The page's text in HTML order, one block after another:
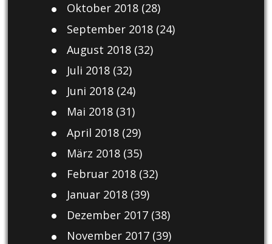
Oktober 2018(28)
September 2018(24)
August 2018(32)
Juli 2018(32)
Juni 2018(24)
Mai 2018(31)
April 2018(29)
März 2018(35)
Februar 2018(32)
Januar 2018(39)
Dezember 2017(38)
November 2017(39)